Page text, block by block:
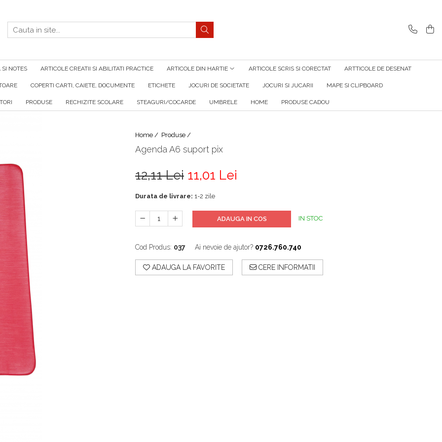
NOTES ARTICOLE CREATII SI ABILITATI PRACTICE ARTICOLE DIN HARTIE ARTICOLE SCRIS SI CORECTAT ARTTICOLE DE DESENAT
COPERTI CARTI, CAIETE, DOCUMENTE ETICHETE JOCURI DE SOCIETATE JOCURI SI JUCARII MAPE SI CLIPBOARD
PRODUSE RECHIZITE SCOLARE STEAGURI/COCARDE UMBRELE HOME PRODUSE CADOU
Home / Produse /
Agenda A6 suport pix
12,11 Lei 11,01 Lei
Durata de livrare: 1-2 zile
ADAUGA IN COS IN STOC
Cod Produs: 037 Ai nevoie de ajutor? 0726.760.740
ADAUGA LA FAVORITE CERE INFORMATII